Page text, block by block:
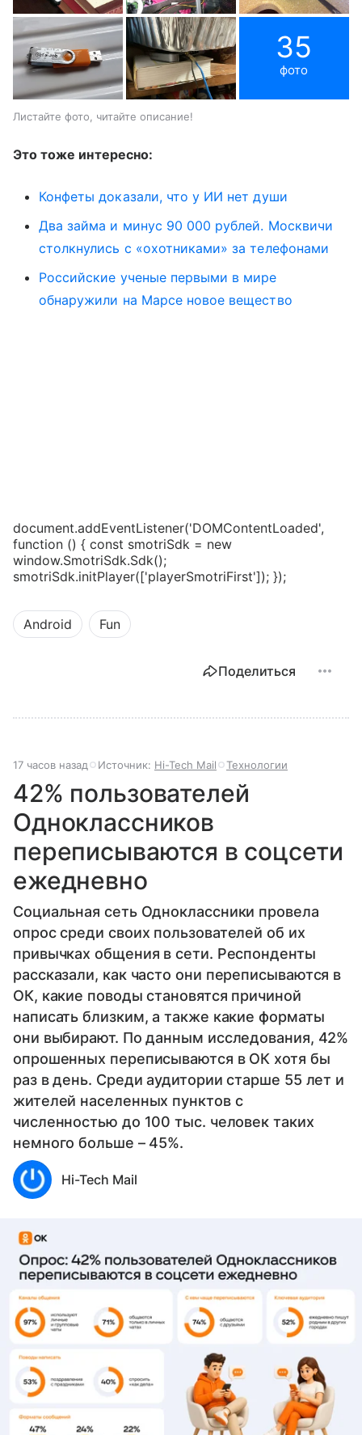
35
фото
Листайте фото, читайте описание!
Это тоже интересно:
Конфеты доказали, что у ИИ нет души
Два займа и минус 90 000 рублей. Москвичи
столкнулись с «охотниками» за телефонами
Российские ученые первыми в мире
обнаружили на Марсе новое вещество
document.addEventListener('DOMContentLoaded',
function () { const smotriSdk = new
window.SmotriSdk.Sdk();
smotriSdk.initPlayer(['playerSmotriFirst']); });
Android Fun
Поделиться
17 часов назад Источник: Hi-Tech Mail Технологии
42% пользователей
Одноклассников
переписываются в соцсети
ежедневно
Социальная сеть Одноклассники провела
опрос среди своих пользователей об их
привычках общения в сети. Респонденты
рассказали, как часто они переписываются в
ОК, какие поводы становятся причиной
написать близким, а также какие форматы
они выбирают. По данным исследования, 42%
опрошенных переписываются в ОК хотя бы
раз в день. Среди аудитории старше 55 лет и
жителей населенных пунктов с
численностью до 100 тыс. человек таких
немного больше – 45%.
Hi-Tech Mail